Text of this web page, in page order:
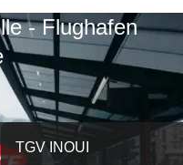
- Flughafen
TGV INOUI